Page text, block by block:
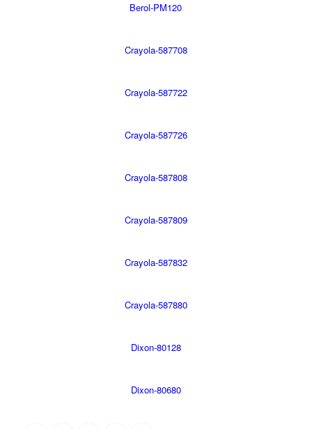
Berol-PM120
Crayola-587708
Crayola-587722
Crayola-587726
Crayola-587808
Crayola-587809
Crayola-587832
Crayola-587880
Dixon-80128
Dixon-80680